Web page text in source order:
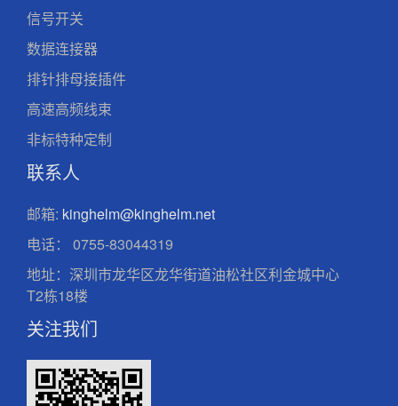
信号开关
数据连接器
排针排母接插件
高速高频线束
非标特种定制
联系人
邮箱: kinghelm@kinghelm.net
电话：
0755-83044319
地址：深圳市龙华区龙华街道油松社区利金城中心
T2栋18楼
关注我们